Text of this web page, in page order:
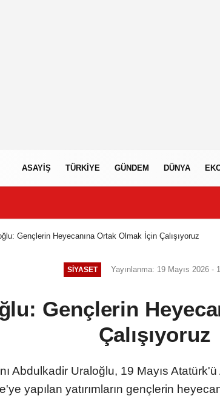
ASAYIŞ TÜRKIYE GÜNDEM DÜNYA
Gençlerin Heyecanına Ortak Olmak İçin Çalışıyoruz
SIYASET Yayınlanma: 19 Mayıs 2026 -
Gençlerin
Çalışıyoruz
Abdulkadir Uraloğlu, 19 Mayıs
yapılan yatırımların gençlerin